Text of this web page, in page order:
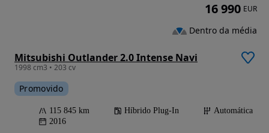
Mitsubishi Outlander 2.0 Intense Navi
1998 cm3 • 203 cv
Promovido
115 845 km Híbrido Plug-In
Automática
2016
16 990 EUR
Dentro da média